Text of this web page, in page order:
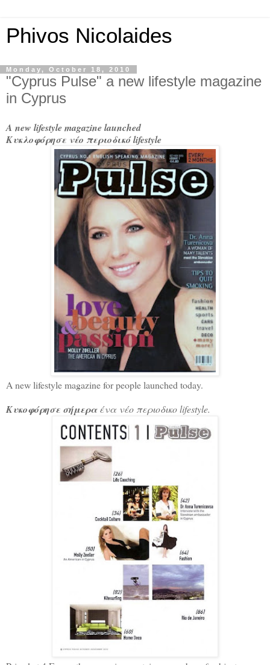
Phivos Nicolaides
Monday, October 18, 2010
"Cyprus Pulse" a new lifestyle magazine
in Cyprus
A new lifestyle magazine launched
Κυκλοφόρησε νέο περιοδικό lifestyle
A new lifestyle magazine for people launched today.
Κυκοφόρησε σήμεραένα νέο περιοδικο lifestyle.